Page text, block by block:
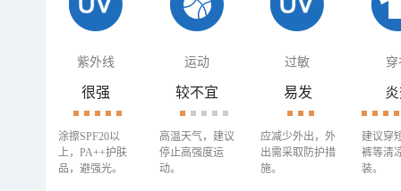
紫外线 运动 过敏 穿
很强
涂擦SPF20以
上，PA++护肤
品，避强光。
较不宜
高温天气，建议
停止高强度运
动。
易发
应减少外出，外
出需采取防护措
施。
建议穿
裤等清
装。